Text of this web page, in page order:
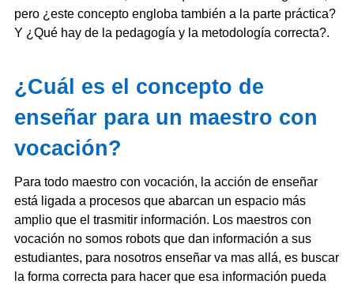
pero ¿este concepto engloba también a la parte práctica?
Y ¿Qué hay de la pedagogía y la metodología correcta?.
¿Cuál es el concepto de
enseñar para un maestro con
vocación?
Para todo maestro con vocación, la acción de enseñar
está ligada a procesos que abarcan un espacio más
amplio que el trasmitir información. Los maestros con
vocación no somos robots que dan información a sus
estudiantes, para nosotros enseñar va mas allá, es buscar
la forma correcta para hacer que esa información pueda